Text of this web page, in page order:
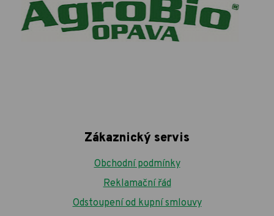
Zákaznický servis
Obchodní podmínky
Reklamační řád
Odstoupení od kupní smlouvy